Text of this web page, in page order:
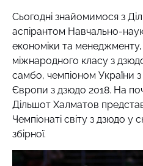
Сьогодні знайомимося з
аспірантом Навчально-
економіки та
міжнародного класу з
самбо, чемпіоном України
Європи з дзюдо 2018. На
Дільшот Халматов
Чемпіонаті світу з дзюдо у
збірної.